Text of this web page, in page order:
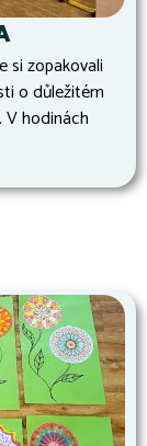
si zopakovali
o důležitém
hodinách